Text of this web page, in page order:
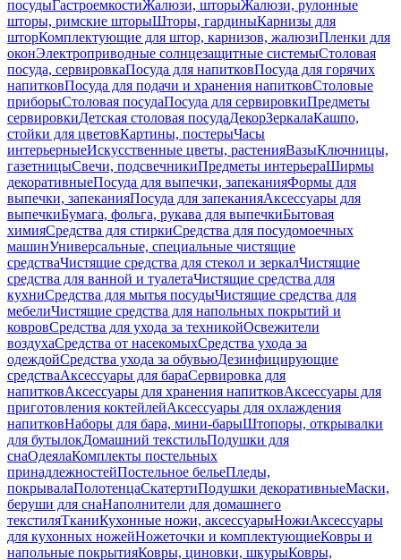
посудыГастроемкостиЖалюзи, шторыЖалюзи, рулонные
шторы, римские шторыШторы, гардиныКарнизы для
шторКомплектующие для штор, карнизов, жалюзиПленки для
оконЭлектроприводные солнцезащитные системыСтоловая
посуда, сервировкаПосуда для напитковПосуда для горячих
напитковПосуда для подачи и хранения напитковСтоловые
приборыСтоловая посудаПосуда для сервировкиПредметы
сервировкиДетская столовая посудаДекорЗеркалаКашпо,
стойки для цветовКартины, постерыЧасы
интерьерныеИскусственные цветы, растенияВазыКлючницы,
газетницыСвечи, подсвечникиПредметы интерьераШирмы
декоративныеПосуда для выпечки, запеканияФормы для
выпечки, запеканияПосуда для запеканияАксессуары для
выпечкиБумага, фольга, рукава для выпечкиБытовая
химияСредства для стиркиСредства для посудомоечных
машинУниверсальные, специальные чистящие
средстваЧистящие средства для стекол и зеркалЧистящие
средства для ванной и туалетаЧистящие средства для
кухниСредства для мытья посудыЧистящие средства для
мебелиЧистящие средства для напольных покрытий и
ковровСредства для ухода за техникойОсвежители
воздухаСредства от насекомыхСредства ухода за
одеждойСредства ухода за обувьюДезинфицирующие
средстваАксессуары для бараСервировка для
напитковАксессуары для хранения напитковАксессуары для
приготовления коктейлейАксессуары для охлаждения
напитковНаборы для бара, мини-барыШтопоры, открывалки
для бутылокДомашний текстильПодушки для
снаОдеялаКомплекты постельных
принадлежностейПостельное бельеПледы,
покрывалаПолотенцаСкатертиПодушки декоративныеМаски,
беруши для снаНаполнители для домашнего
текстиляТканиКухонные ножи, аксессуарыНожиАксессуары
для кухонных ножейНожеточки и комплектующиеКовры и
напольные покрытияКовры, циновки, шкурыКовры,